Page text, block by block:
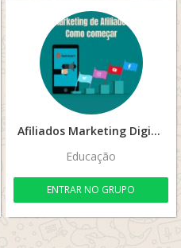
Afiliados Marketing Digital
Educação
ENTRAR NO GRUPO